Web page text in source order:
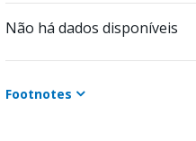
Não há dados disponíveis
Footnotes